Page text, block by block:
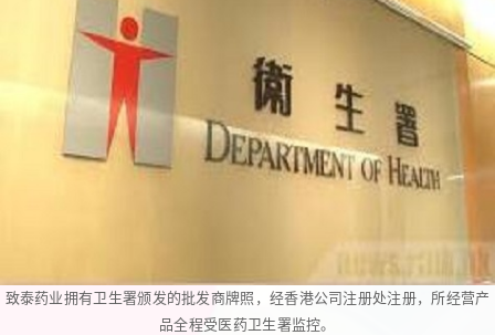
致泰药业拥有卫生署颁发的批发商牌照，经香港公司注册处注册，所经营产
品全程受医药卫生署监控。